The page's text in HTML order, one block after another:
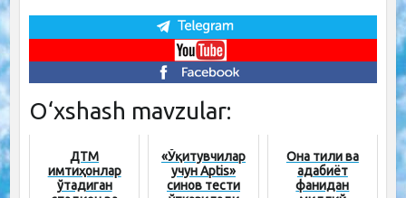
O‘xshash mavzular:
ДТМ
имтиҳонлар
ўтадиган
«Ўқитувчилар
учун Aptis»
синов тести
Она тили ва
адабиёт
фанидан